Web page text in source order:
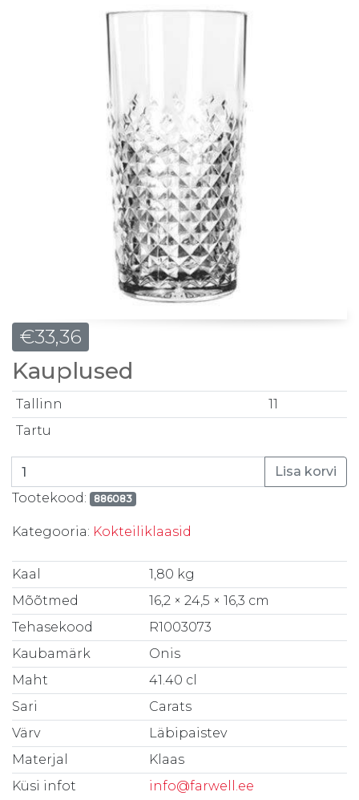
€33,36
Kauplused
Tallinn
11
Tartu
Joogiklaas 41,4cl Cooler 6tk kogus
Lisa korvi
Tootekood:
886083
Kategooria: Kokteiliklaasid
Kaal
1,80 kg
Mõõtmed
16,2 × 24,5 × 16,3 cm
Tehasekood
R1003073
Kaubamärk
Onis
Maht
41.40 cl
Sari
Carats
Värv
Läbipaistev
Materjal
Klaas
Küsi infot
info@farwell.ee